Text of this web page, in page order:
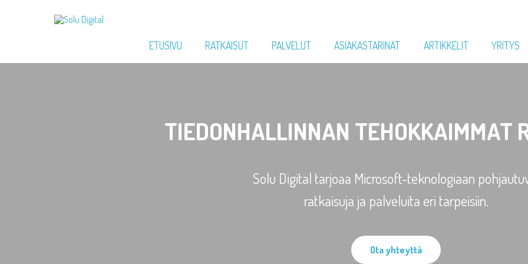
ETUSIVU RATKAISUT PALVELUT ASIAKASTARINAT ARTIKKELIT YRITYS
TIEDONHALLINNAN TEHOKKAIMMAT
Solu Digital tarjoaa Microsoft-teknologiaan
ratkaisuja ja palveluita eri tarpeisiin.
Ota yhteyttä